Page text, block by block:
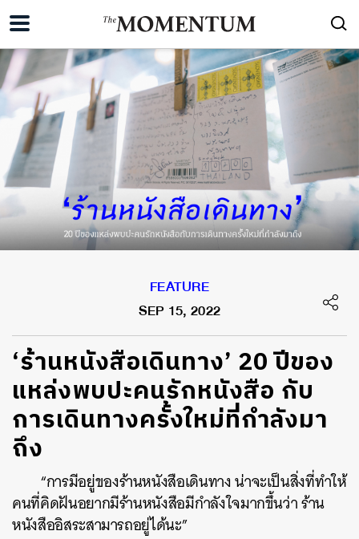
FEATURE
SEP 15, 2022
‘ร้านหนังสือเดินทาง’ 20 ปีของ
แหล่งพบปะคนรักหนังสือ กับ
การเดินทางครั้งใหม่ที่กำลังมา
ถึง
“การมีอยู่ของร้านหนังสือเดินทาง น่าจะเป็นสิ่งที่ทำให้
คนที่คิดฝันอยากมีร้านหนังสือมีกำลังใจมากขึ้นว่า ร้าน
หนังสืออิสระสามารถอยู่ได้นะ”